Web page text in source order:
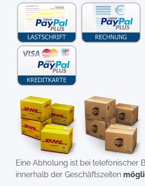
Eine Abholung ist bei telefonischer
innerhalb der Geschäftszeiten